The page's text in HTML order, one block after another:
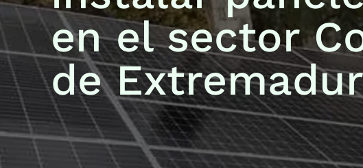
en el sector
de